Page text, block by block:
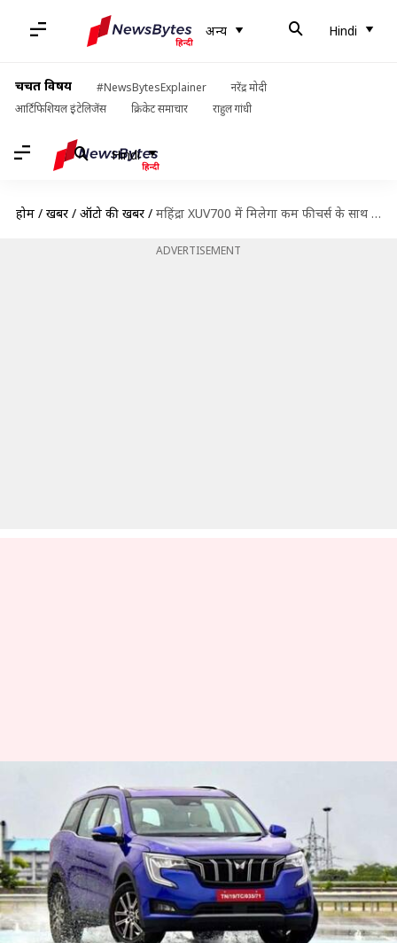
अन्य Hindi
चर्चित विषय #NewsBytesExplainer
नरेंद्र मोदी
आर्टिफिशियल इंटेलिजेंस
क्रिकेट समाचार राहुल गांधी
Hindi
होम / खबरें / ऑटो की खबरें / महिंद्रा XUV700 में मिलेगा कम फीचर्स के साथ जल्दी डिलीवरी का ऑप्शन
ADVERTISEMENT
महिंद्रा XUV700 में मिलेगा कम
फीचर्स के साथ जल्दी डिलीवरी का
ऑप्शन
लेखन सोनाली सिंह Nov 14, 2021 01:13 pm
क्या है खबर?